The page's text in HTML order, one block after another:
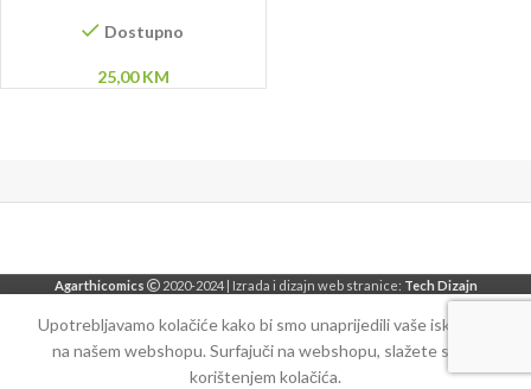
Dostupno
25,00KM
Agarthicomics 2020-2024 | Izrada i dizajn web stranice: Tech Dizajn
Upotrebljavamo kolačiće kako bi smo unaprijedili vaše iskustvo
na našem webshopu. Surfajuči na webshopu, slažete se sa
korištenjem kolačića.